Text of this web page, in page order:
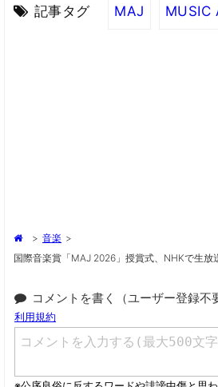
記事タグ MAJ MUSIC
> 音楽 >
国際音楽賞「MAJ 2026」授賞式、NHKで生
コメントを書く（ユーザー登録不